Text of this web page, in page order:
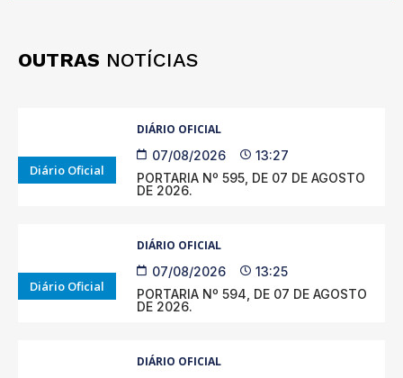
OUTRAS NOTÍCIAS
Diário Oficial
DIÁRIO OFICIAL
07/08/2026
13:27
PORTARIA Nº 595, DE 07 DE AGOSTO
DE 2026.
Diário Oficial
DIÁRIO OFICIAL
07/08/2026
13:25
PORTARIA Nº 594, DE 07 DE AGOSTO
DE 2026.
DIÁRIO OFICIAL